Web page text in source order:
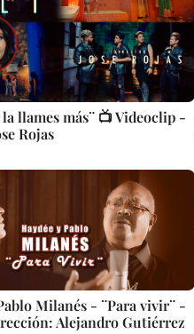
llames más¨ 📺 Videoclip -
Rojas
Milanés - ¨Para vivir¨ -
Alejandro Gutiérrez